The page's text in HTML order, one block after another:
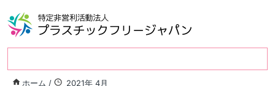
ホーム / 2021年 4月